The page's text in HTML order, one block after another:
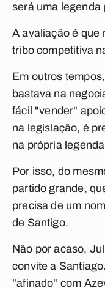
será uma legenda
A avaliação é que
tribo competitiva
Em outros
bastava na
fácil "vender"
na legislação, é
na própria
Por isso, do
partido grande,
precisa de um
de Santigo.
Não por acaso,
convite a
"afinado" com